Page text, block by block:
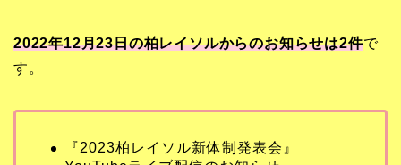
2022年12月23日の柏レイソルからのお知らせは2件で
す。
『2023柏レイソル新体制発表会』